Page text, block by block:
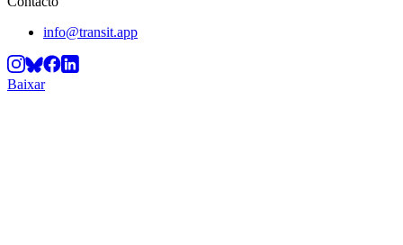
info@transit.app
Baixar